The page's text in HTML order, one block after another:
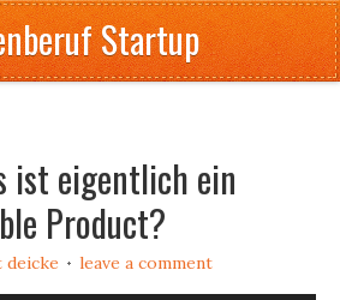
Startup
ist eigentlich ein
Product?
deicke leave a comment